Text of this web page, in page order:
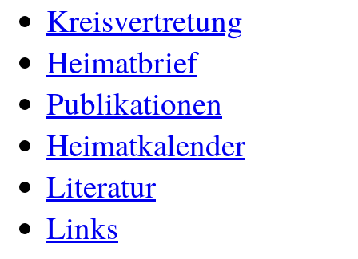
Kreisvertretung
Heimatbrief
Publikationen
Heimatkalender
Literatur
Links